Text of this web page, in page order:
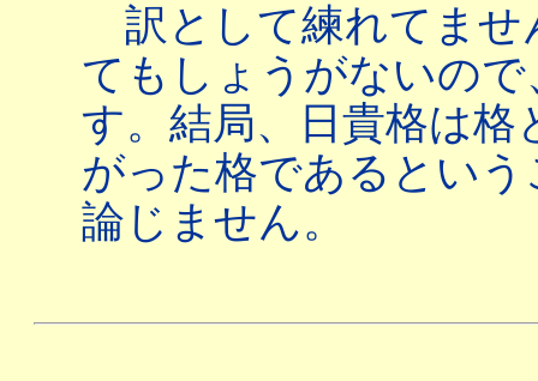
訳として練れてませ
てもしょうがないの
す。結局、日貴格は
がった格であるとい
論じません。